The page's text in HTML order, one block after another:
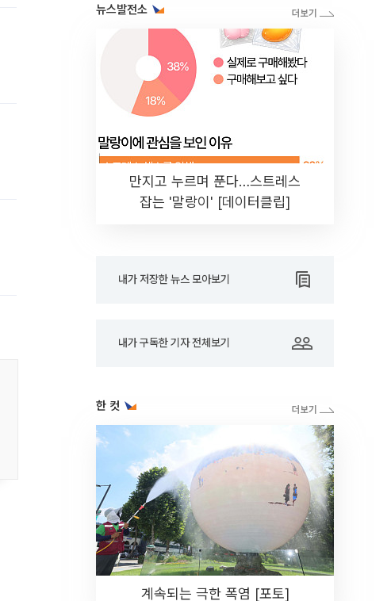
뉴스발전소
만지고 누르며 푼다…스트레스
잡는 '말랑이' [데이터클립]
내가 저장한 뉴스 모아보기
내가 구독한 기자 전체보기
한 컷
계속되는 극한 폭염 [포토]